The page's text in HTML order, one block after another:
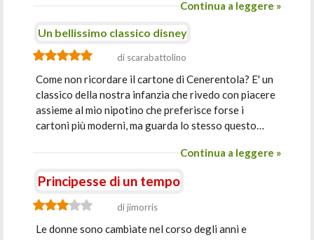
Continua a leggere »
Un bellissimo classico disney
di scarabattolino
Come non ricordare il cartone di Cenerentola? E' un
classico della nostra infanzia che rivedo con piacere
assieme al mio nipotino che preferisce forse i
cartoni più moderni, ma guarda lo stesso questo…
Continua a leggere »
Principesse di un tempo
di jimorris
Le donne sono cambiate nel corso degli anni e